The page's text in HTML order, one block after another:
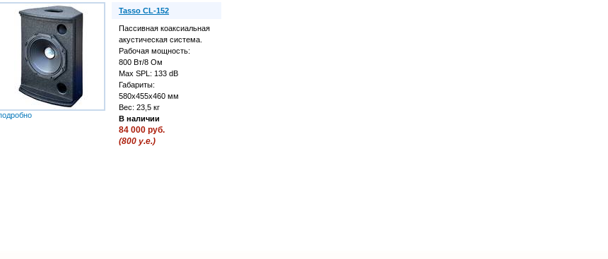
Tasso CL-152
Пассивная коаксиальная
акустическая система.
Рабочая мощность:
800 Вт/8 Ом
Max SPL: 133 dB
Габариты:
580х455х460 мм
Вес: 23,5 кг
В наличии
84 000 руб.
(800 у.е.)